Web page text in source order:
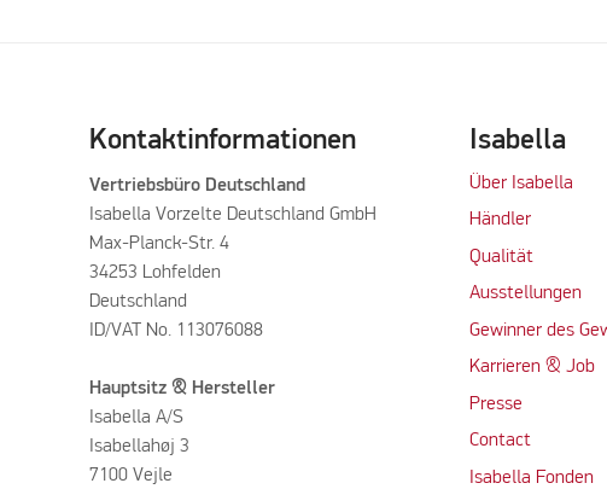
Kontaktinformationen
Vertriebsbüro Deutschland
Isabella Vorzelte Deutschland GmbH
Max-Planck-Str. 4
34253 Lohfelden
Deutschland
ID/VAT No. 113076088
Hauptsitz & Hersteller
Isabella A/S
Isabellahøj 3
7100 Vejle
Isabella
Über Isabella
Händler
Qualität
Ausstellungen
Gewinner des
Karrieren & Job
Presse
Contact
Isabella Fonden